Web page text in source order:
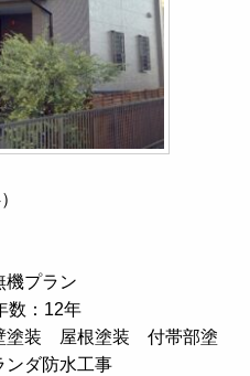
機プラン
数：12年
塗装 屋根塗装 付帯部塗
ダ防水工事